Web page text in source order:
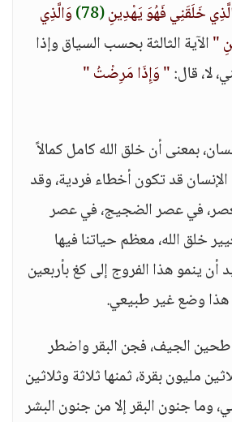
خَلَقَنِي فَهُوَ يَهْدِينِ(78)
وَالَّذِي
"الآية الثالثة بحسب السياق وإذا
لا، قال:" وَإِذَا مَرِضْتُ "
بمعنى أن خلق الله كامل كمالاً
قد تكون أخطاء فردية، وقد
في عصر الضجيج، في عصر
خلق الله، معظم حياتنا فيها
أن ينمو هذا الفروج إلى كغ بأربعين
هذا وضع غير طبيعي.
طحين الجيف، فجن البقر واضطر
مليون بقرة، ثمنها ثلاثة وثلاثين
وما جنون البقر إلا من جنون البشر